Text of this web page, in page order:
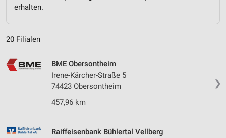
erhalten.
20 Filialen
❯
BME Obersontheim
Irene-Kärcher-Straße 5
74423 Obersontheim
457,96 km
Raiffeisenbank Bühlertal Vellberg